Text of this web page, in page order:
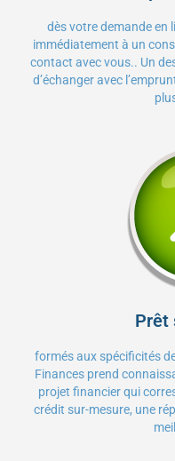
dès votre demande en
immédiatement à un
contact avec vous.. Un
d’échanger avec
Prêt
formés aux spécificités
Finances prend
projet financier qui
crédit sur-mesure, une